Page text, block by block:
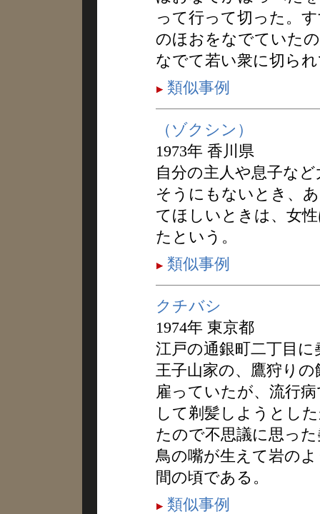
って行って切った。
のほおをなでていた
なでて若い衆に切ら
類似事例
（ゾクシン）
1973年 香川県
自分の主人や息子な
そうにもないとき、
てほしいときは、女
たという。
類似事例
クチバシ
1974年 東京都
江戸の通銀町二丁目
王子山家の、鷹狩り
雇っていたが、流行
して剃髪しようとし
たので不思議に思っ
鳥の嘴が生えて岩の
間の頃である。
類似事例